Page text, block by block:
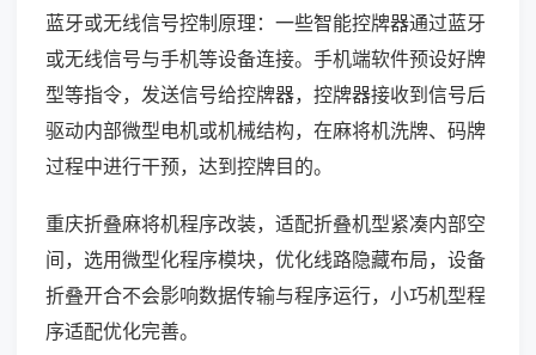
蓝牙或无线信号控制原理：一些智能控牌器通过蓝牙
或无线信号与手机等设备连接。手机端软件预设好牌
型等指令，发送信号给控牌器，控牌器接收到信号后
驱动内部微型电机或机械结构，在麻将机洗牌、码牌
过程中进行干预，达到控牌目的。
重庆折叠麻将机程序改装，适配折叠机型紧凑内部空
间，选用微型化程序模块，优化线路隐藏布局，设备
折叠开合不会影响数据传输与程序运行，小巧机型程
序适配优化完善。